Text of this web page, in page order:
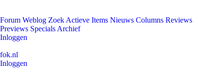
Forum Weblog Zoek Actieve Items Nieuws Columns Reviews
Previews Specials Archief
Inloggen
fok.nl
Inloggen